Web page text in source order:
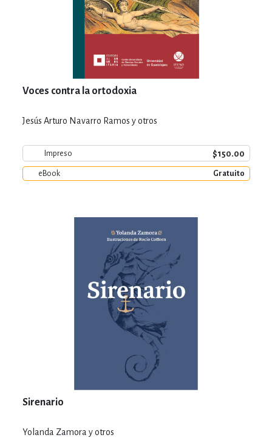
Voces contra la ortodoxia
Jesús Arturo Navarro Ramos y otros
Impreso $150.00
eBook Gratuito
Sirenario
Yolanda Zamora y otros